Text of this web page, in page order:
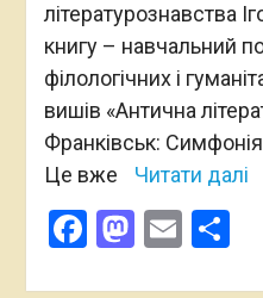
літературознавства
книгу – навчальний
філологічних і
вишів «Антична
Франківськ:
Це вже
Читати далі
Facebook
Email